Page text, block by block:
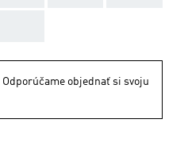
Odporúčame objednať si svoju